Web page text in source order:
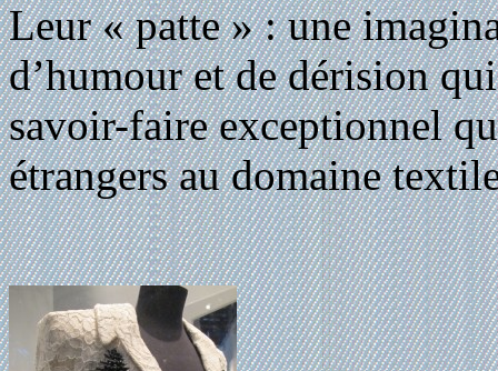
Leur « patte » : une
d’humour et de dérision
savoir-faire exceptionnel
étrangers au domaine